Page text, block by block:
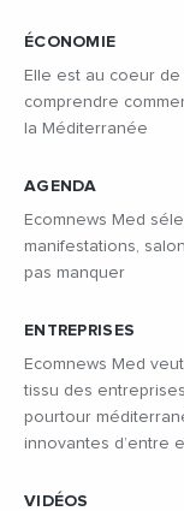
ÉCONOMIE
Elle est au coeur de
comprendre
la Méditerranée
AGENDA
Ecomnews Med
manifestations,
pas manquer
ENTREPRISES
Ecomnews Med
tissu des
pourtour
innovantes d’entre
VIDÉOS